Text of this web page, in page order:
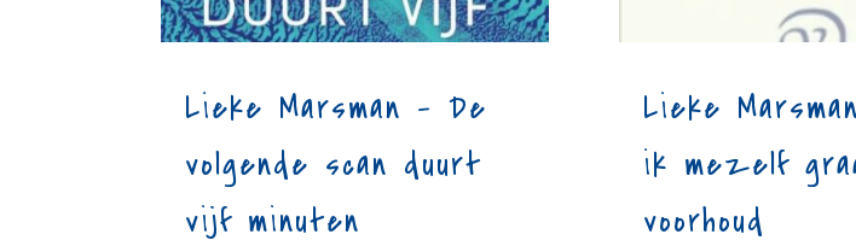
Lieke Marsman – De
volgende scan duurt
vijf minuten
Lieke
ik mezelf
voorhoud